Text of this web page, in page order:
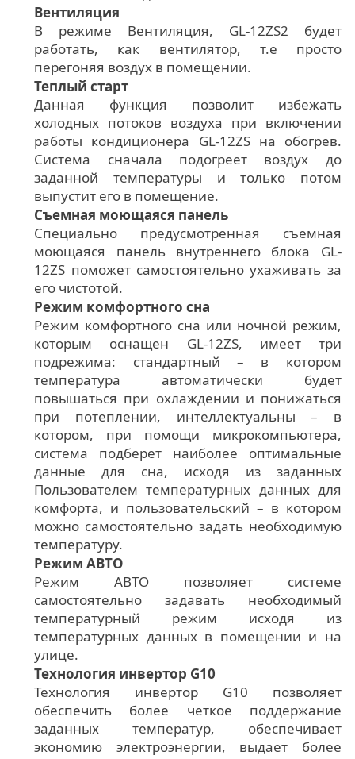
Вентиляция
В режиме Вентиляция, GL-12ZS2 будет
работать, как вентилятор, т.е просто
перегоняя воздух в помещении.
Теплый старт
Данная функция позволит избежать
холодных потоков воздуха при включении
работы кондиционера GL-12ZS на обогрев.
Система сначала подогреет воздух до
заданной температуры и только потом
выпустит его в помещение.
Съемная моющаяся панель
Специально предусмотренная съемная
моющаяся панель внутреннего блока GL-
12ZS поможет самостоятельно ухаживать за
его чистотой.
Режим комфортного сна
Режим комфортного сна или ночной режим,
которым оснащен GL-12ZS, имеет три
подрежима: стандартный – в котором
температура автоматически будет
повышаться при охлаждении и понижаться
при потеплении, интеллектуальны – в
котором, при помощи микрокомпьютера,
система подберет наиболее оптимальные
данные для сна, исходя из заданных
Пользователем температурных данных для
комфорта, и пользовательский – в котором
можно самостоятельно задать необходимую
температуру.
Режим АВТО
Режим АВТО позволяет системе
самостоятельно задавать необходимый
температурный режим исходя из
температурных данных в помещении и на
улице.
Технология инвертор G10
Технология инвертор G10 позволяет
обеспечить более четкое поддержание
заданных температур, обеспечивает
экономию электроэнергии, выдает более